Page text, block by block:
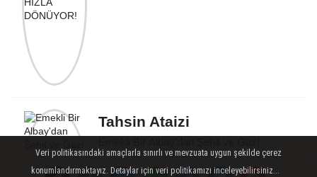
Tahsin Ataizi
Çocuklarımızın için
Veri politikasındaki amaçlarla sınırlı ve mevzuata uygun şekilde çerez
konumlandırmaktayız. Detaylar için veri politikamızı inceleyebilirsiniz...